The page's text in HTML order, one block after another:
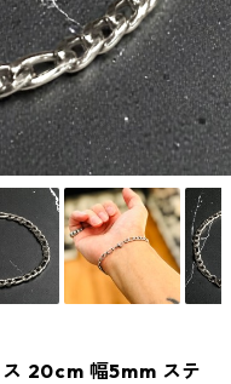
20cm 幅5mm ステ